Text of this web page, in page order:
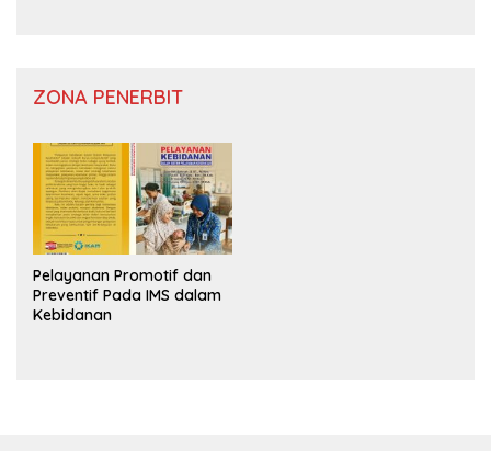
ZONA PENERBIT
Pelayanan Promotif dan
Preventif Pada IMS dalam
Kebidanan